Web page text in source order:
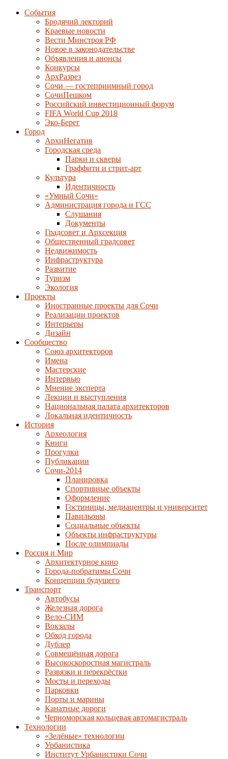
События
Бродячий лекторий
Краевые новости
Вести Минстроя РФ
Новое в законодательстве
Объявления и анонсы
Конкурсы
АрхРазрез
Сочи — гостеприимный город
СочиПешком
Российский инвестиционный форум
FIFA World Cup 2018
Эко-Берег
Город
АрхиНегатив
Городская среда
Парки и скверы
Граффити и стрит-арт
Культура
Идентичность
«Умный Сочи»
Администрация города и ГСС
Слушания
Документы
Градсовет и Архсекция
Общественный градсовет
Недвижимость
Инфраструктура
Развитие
Туризм
Экология
Проекты
Иностранные проекты для Сочи
Реализации проектов
Интерьеры
Дизайн
Сообщество
Союз архитекторов
Имена
Мастерские
Интервью
Мнение эксперта
Лекции и выступления
Национальная палата архитекторов
Локальная идентичность
История
Археология
Книги
Прогулки
Публикации
Сочи-2014
Планировка
Спортивные объекты
Оформление
Гостиницы, медиацентры и университет
Павильоны
Социальные объекты
Объекты инфраструктуры
После олимпиады
Россия и Мир
Архитектурное кино
Города-побратимы Сочи
Концепции будущего
Транспорт
Автобусы
Железная дорога
Вело-СИМ
Вокзалы
Обход города
Дублер
Совмещённая дорога
Высокоскоростная магистраль
Развязки и перекрёстки
Мосты и переходы
Парковки
Порты и марины
Канатные дороги
Черноморская кольцевая автомагистраль
Технологии
«Зелёные» технологии
Урбанистика
Институт Урбанистики Сочи